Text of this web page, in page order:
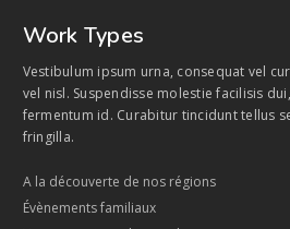
Work Types
Vestibulum ipsum urna, consequat vel
vel nisl. Suspendisse molestie facilisis
fermentum id. Curabitur tincidunt tellus
fringilla.
A la découverte de nos régions
Évènements familiaux